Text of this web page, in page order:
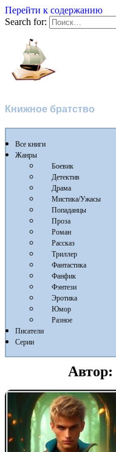
Перейти к содержанию
Search for:
Книжное братство
Все книги
Жанры
Боевик
Детектив
Драма
Мистика/Ужасы
Попаданцы
Проза
Роман
Рассказ
Триллер
Фантастика
Фанфик
Фэнтези
Эротика
Юмор
Разное
Писатели
Серии
Автор: